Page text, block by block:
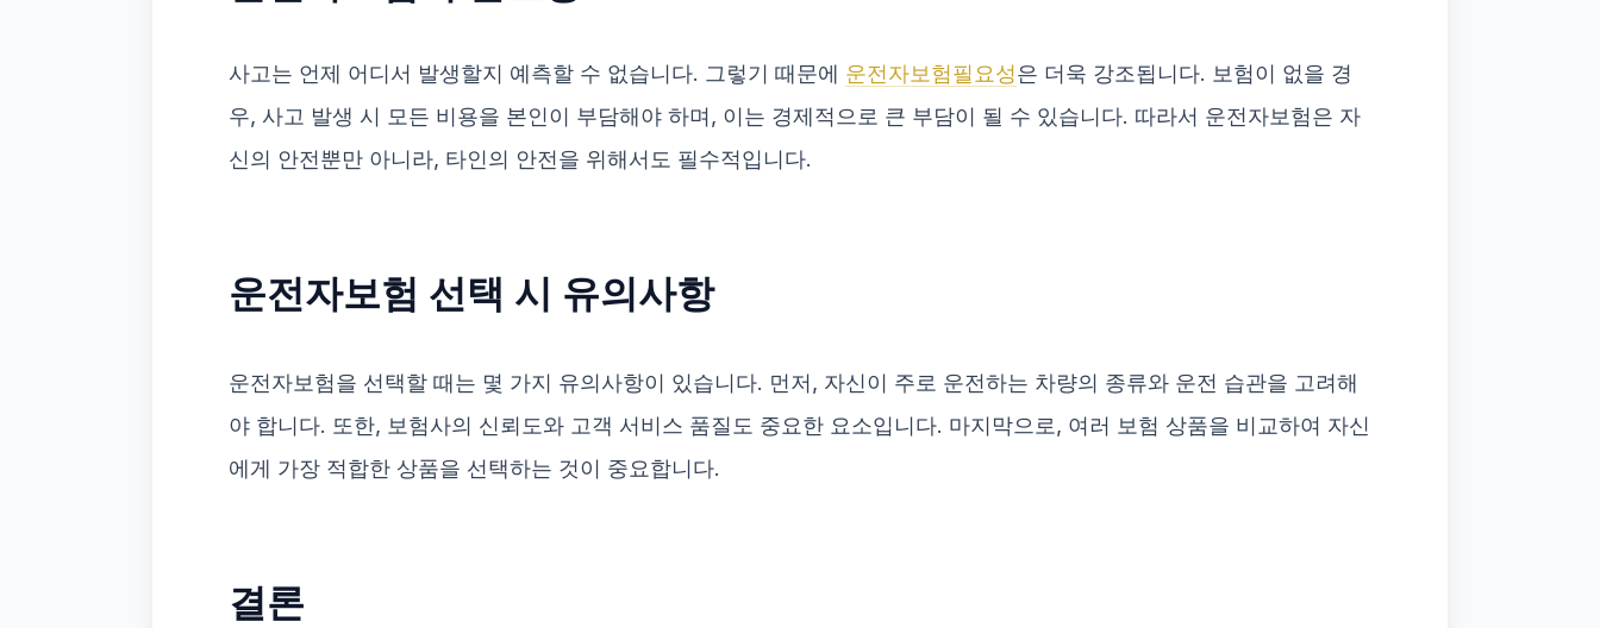
사고는 언제 어디서 발생할지 예측할 수 없습니다. 그렇기 때문에 운전자보험필요성은 더욱 강조됩니다. 보험이 없을 경
우, 사고 발생 시 모든 비용을 본인이 부담해야 하며, 이는 경제적으로 큰 부담이 될 수 있습니다. 따라서 운전자보험은 자
신의 안전뿐만 아니라, 타인의 안전을 위해서도 필수적입니다.
운전자보험 선택 시 유의사항
운전자보험을 선택할 때는 몇 가지 유의사항이 있습니다. 먼저, 자신이 주로 운전하는 차량의 종류와 운전 습관을 고려해
야 합니다. 또한, 보험사의 신뢰도와 고객 서비스 품질도 중요한 요소입니다. 마지막으로, 여러 보험 상품을 비교하여 자신
에게 가장 적합한 상품을 선택하는 것이 중요합니다.
결론